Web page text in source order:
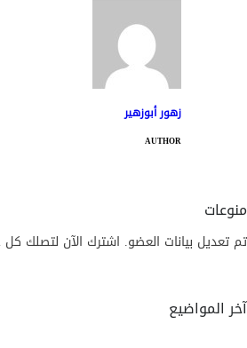
زهور أبوزهير
AUTHOR
منوعات
تم تعديل بيانات العضو. اشترك الآن لتصلك
آخر المواضيع